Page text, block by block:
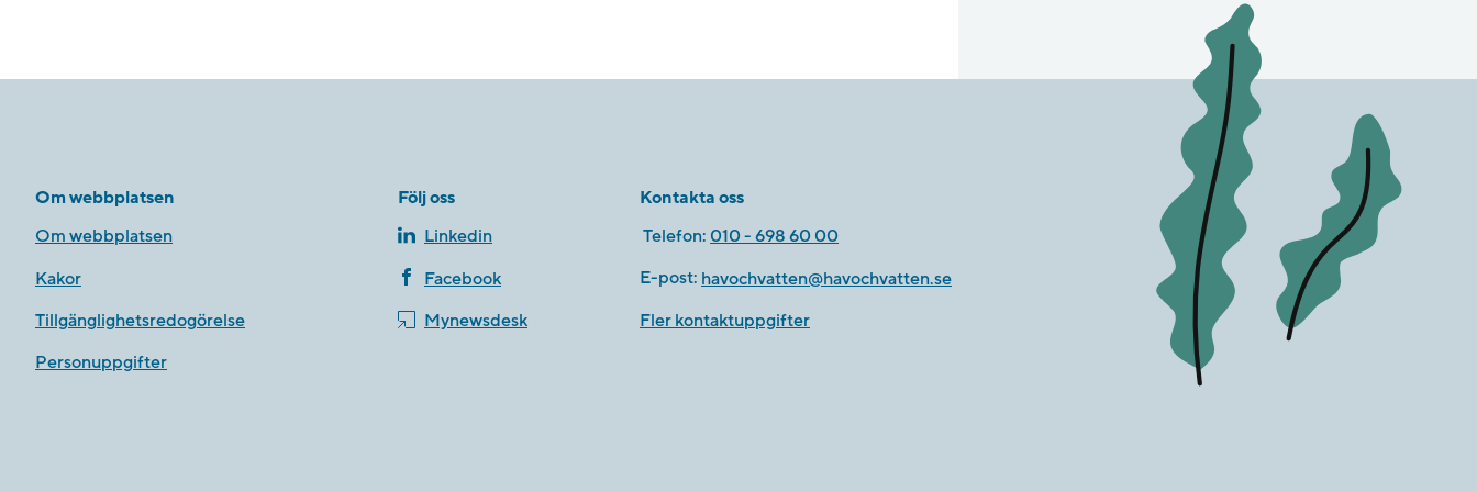
Om webbplatsen
Om webbplatsen
Kakor
Tillgänglighetsredogörelse
Personuppgifter
Följ oss
Linkedin
Facebook
Mynewsdesk
Kontakta oss
Telefon: 010 - 698 60 00
E-post: havochvatten@havochvatten.se
Fler kontaktuppgifter